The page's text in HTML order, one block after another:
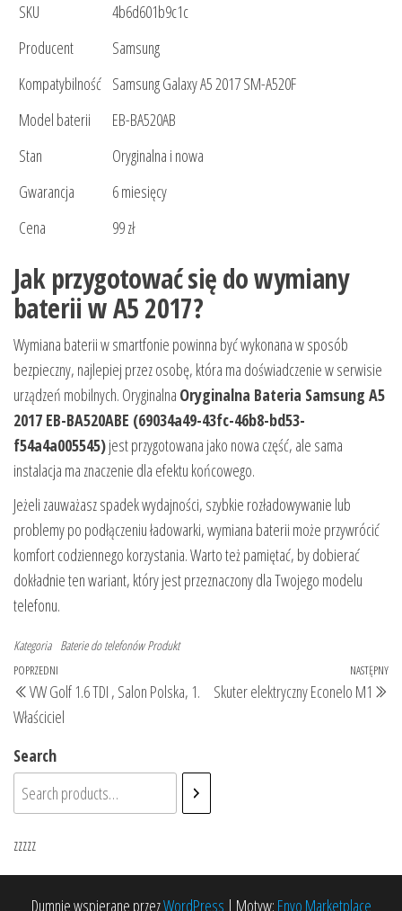
SKU
4b6d601b9c1c
Producent
Samsung
Kompatybilność Samsung Galaxy A5 2017 SM-A520F
Model baterii
EB-BA520AB
Stan
Oryginalna i nowa
Gwarancja
6 miesięcy
Cena
99 zł
Jak przygotować się do wymiany
baterii w A5 2017?
Wymiana baterii w smartfonie powinna być wykonana w sposób
bezpieczny, najlepiej przez osobę, która ma doświadczenie w serwisie
urządzeń mobilnych. Oryginalna Oryginalna Bateria Samsung A5
2017 EB-BA520ABE (69034a49-43fc-46b8-bd53-
f54a4a005545)jest przygotowana jako nowa część, ale sama
instalacja ma znaczenie dla efektu końcowego.
Jeżeli zauważasz spadek wydajności, szybkie rozładowywanie lub
problemy po podłączeniu ładowarki, wymiana baterii może przywrócić
komfort codziennego korzystania. Warto też pamiętać, by dobierać
dokładnie ten wariant, który jest przeznaczony dla Twojego modelu
telefonu.
Kategoria Baterie do telefonów Produkt
Nawigacja
wpisu
Poprzedni
wpis
POPRZEDNI
VW Golf 1.6 TDI , Salon Polska, 1.
Właściciel
NASTĘPNY
Skuter elektryczny Econelo M1
Search
zzzzz
Dumnie wspierane przezWordPress | Motyw: Envo Marketplace